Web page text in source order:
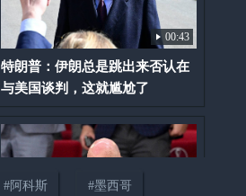
00:43
特朗普：伊朗总是跳出来否认在
与美国谈判，这就尴尬了
#阿科斯 #墨西哥